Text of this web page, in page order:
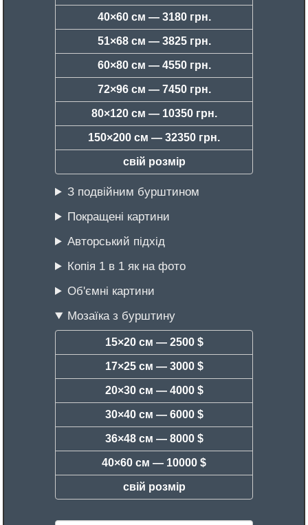
40×60 см — 3180 грн.
51×68 см — 3825 грн.
60×80 см — 4550 грн.
72×96 см — 7450 грн.
80×120 см — 10350 грн.
150×200 см — 32350 грн.
свій розмір
З подвійним бурштином
Покращені картини
Авторський підхід
Копія 1 в 1 як на фото
Об'ємні картини
Мозаїка з бурштину
15×20 см — 2500 $
17×25 см — 3000 $
20×30 см — 4000 $
30×40 см — 6000 $
36×48 см — 8000 $
40×60 см — 10000 $
свій розмір